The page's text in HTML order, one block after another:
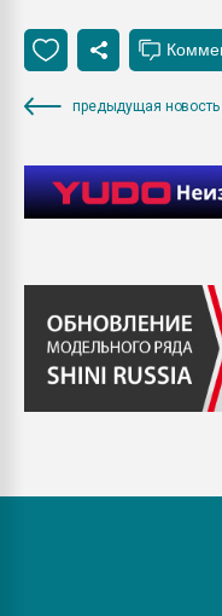
предыдущая новость